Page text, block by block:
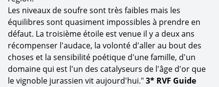
Les niveaux de soufre sont très faibles mais les
équilibres sont quasiment impossibles à prendre en
défaut. La troisième étoile est venue il y a deux ans
récompenser l'audace, la volonté d'aller au bout des
choses et la sensibilité poétique d'une famille, d'un
domaine qui est l'un des catalyseurs de l'âge d'or que
le vignoble jurassien vit aujourd'hui."3* RVF Guide